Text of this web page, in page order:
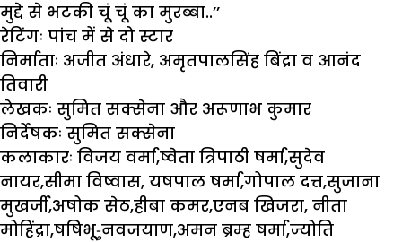
मुद्दे से भटकी चूं चूं का मुरब्बा..’’
रेटिंगः पांच में से दो स्टार
निर्माताः अजीत अंधारे, अमृतपालसिंह बिंद्रा व आनंद
तिवारी
लेखकः सुमित सक्सेना और अरूणाभ कुमार
निर्देषकः सुमित सक्सेना
कलाकारः विजय वर्मा,ष्वेता त्रिपाठी षर्मा,सुदेव
नायर,सीमा विष्वास, यषपाल षर्मा,गोपाल दत्त,सुजाना
मुखर्जी,अषोक सेठ,हीबा कमर,एनब खिजरा, नीता
मोहिंद्रा,षषिभू-ुनवजयाण,अमन ब्रम्ह षर्मा,ज्योति